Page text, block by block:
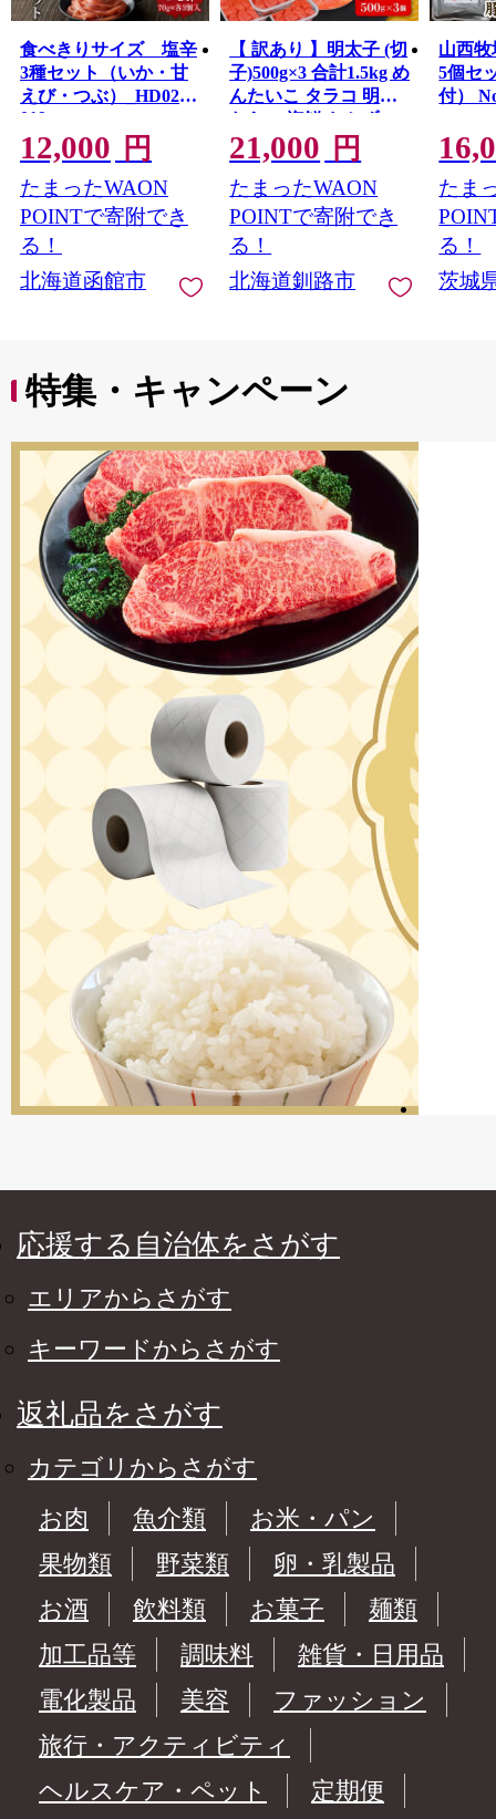
食べきりサイズ 塩辛
3種セット（いか・甘
えび・つぶ）_HD025-
019
12,000 円
たまったWAON
POINTで寄附でき
る！
北海道函館市
【 訳あり 】明太子 (切
子)500g×3 合計1.5kg め
んたいこ タラコ 明太
たらこ 海鮮 おかず ご
飯のお供 規格外 家庭
用 切子 小分け F4F-
6082
21,000 円
たまったWAON
POINTで寄附でき
る！
北海道釧路市
山西
5個セ
付）
たま
る！
茨城
特集・キャンペーン
応援する自治体をさがす
エリアからさがす
キーワードからさがす
返礼品をさがす
カテゴリからさがす
お肉
魚介類
お米・パン
果物類
野菜類
卵・乳製品
お酒
飲料類 お菓子
麺類
加工品等
調味料
雑貨・日用品
電化製品
美容
ファッション
旅行・アクティビティ
ヘルスケア・ペット
定期便